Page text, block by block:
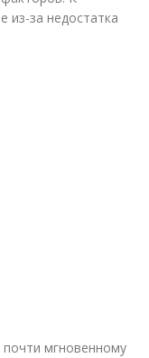
из-за недостатка
мгновенному